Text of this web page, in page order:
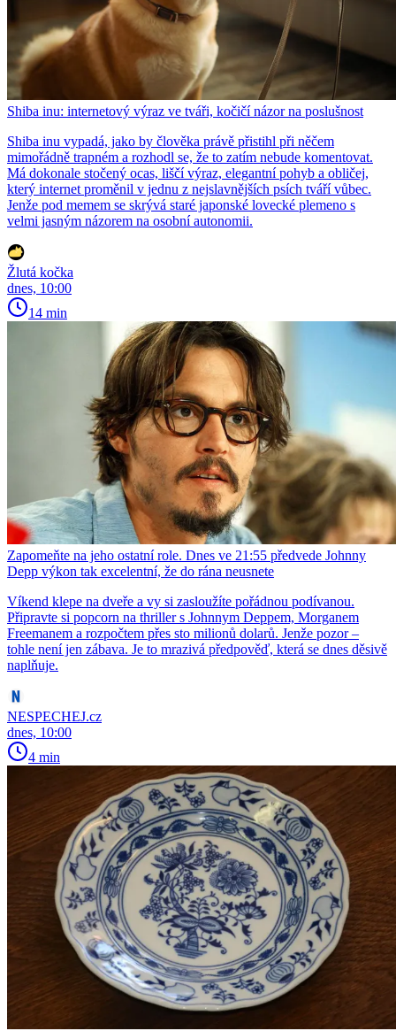
Shiba inu: internetový výraz ve tváři, kočičí názor na poslušnost
Shiba inu vypadá, jako by člověka právě přistihl při něčem
mimořádně trapném a rozhodl se, že to zatím nebude komentovat.
Má dokonale stočený ocas, liščí výraz, elegantní pohyb a obličej,
který internet proměnil v jednu z nejslavnějších psích tváří vůbec.
Jenže pod memem se skrývá staré japonské lovecké plemeno s
velmi jasným názorem na osobní autonomii.
Žlutá kočka
dnes, 10:00
14 min
Zapomeňte na jeho ostatní role. Dnes ve 21:55 předvede Johnny
Depp výkon tak excelentní, že do rána neusnete
Víkend klepe na dveře a vy si zasloužíte pořádnou podívanou.
Připravte si popcorn na thriller s Johnnym Deppem, Morganem
Freemanem a rozpočtem přes sto milionů dolarů. Jenže pozor –
tohle není jen zábava. Je to mrazivá předpověď, která se dnes děsivě
naplňuje.
NESPECHEJ.cz
dnes, 10:00
4 min